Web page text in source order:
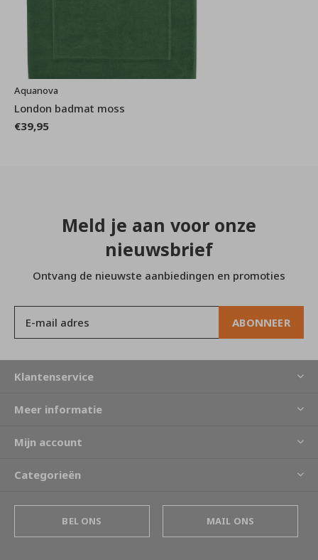
Aquanova
London badmat moss
€39,95
Meld je aan voor onze
nieuwsbrief
Ontvang de nieuwste aanbiedingen en promoties
ABONNEER
Klantenservice
Meer informatie
Mijn account
Categorieën
BEL ONS MAIL ONS